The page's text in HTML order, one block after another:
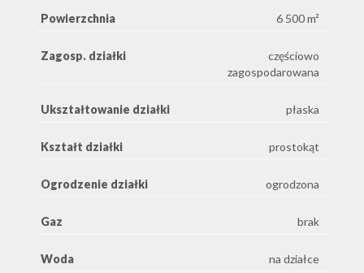
Powierzchnia 6 500 m²
Zagosp. działki
częściowo
zagospodarowana
Ukształtowanie działki płaska
Kształt działki prostokąt
Ogrodzenie działki ogrodzona
Gaz brak
Woda na działce